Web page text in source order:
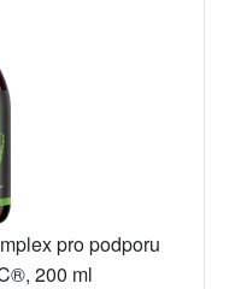
pro podporu
200 ml